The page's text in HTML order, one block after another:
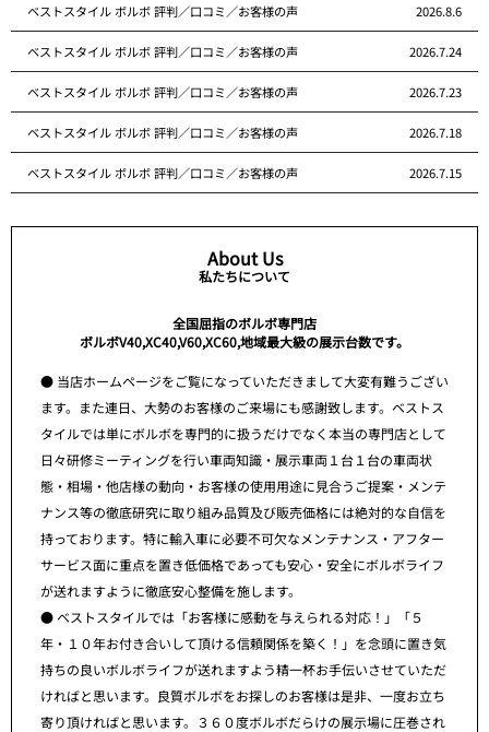
ベストスタイル ボルボ 評判／口コミ／お客様の声 2026.8.6
ベストスタイル ボルボ 評判／口コミ／お客様の声 2026.7.24
ベストスタイル ボルボ 評判／口コミ／お客様の声 2026.7.23
ベストスタイル ボルボ 評判／口コミ／お客様の声 2026.7.18
ベストスタイル ボルボ 評判／口コミ／お客様の声 2026.7.15
About Us
私たちについて
全国屈指のボルボ専門店
ボルボV40,XC40,V60,XC60,地域最大級の展示台数です。
● 当店ホームページをご覧になっていただきまして大変有難うござい
ます。また連日、大勢のお客様のご来場にも感謝致します。ベストス
タイルでは単にボルボを専門的に扱うだけでなく本当の専門店として
日々研修ミーティングを行い車両知識・展示車両１台１台の車両状
態・相場・他店様の動向・お客様の使用用途に見合うご提案・メンテ
ナンス等の徹底研究に取り組み品質及び販売価格には絶対的な自信を
持っております。特に輸入車に必要不可欠なメンテナンス・アフター
サービス面に重点を置き低価格であっても安心・安全にボルボライフ
が送れますように徹底安心整備を施します。
● ベストスタイルでは「お客様に感動を与えられる対応！」「５
年・１０年お付き合いして頂ける信頼関係を築く！」を念頭に置き気
持ちの良いボルボライフが送れますよう精一杯お手伝いさせていただ
ければと思います。良質ボルボをお探しのお客様は是非、一度お立ち
寄り頂ければと思います。３６０度ボルボだらけの展示場に圧巻され